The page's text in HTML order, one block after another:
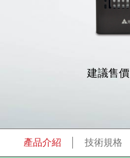
建議售價
產品介紹 技術規格